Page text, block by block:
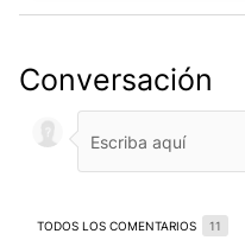
Conversación
TODOS LOS COMENTARIOS 11